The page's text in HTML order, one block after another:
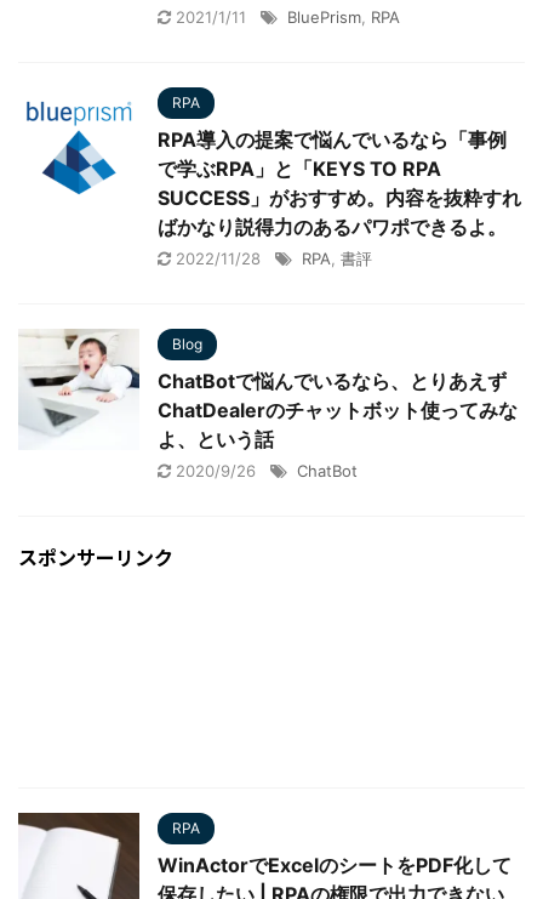
2021/1/11 BluePrism RPA
RPA
RPA導入の提案で悩んでいるなら「事例
で学ぶRPA」と「KEYS TO RPA
SUCCESS」がおすすめ。内容を抜粋すれ
ばかなり説得力のあるパワポできるよ。
2022/11/28 RPA 書評
Blog
ChatBotで悩んでいるなら、とりあえず
ChatDealerのチャットボット使ってみな
よ、という話
2020/9/26 ChatBot
スポンサーリンク
RPA
WinActorでExcelのシートをPDF化して
保存したい | RPAの権限で出力できない